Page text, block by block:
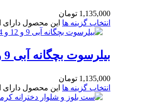
1,135,000 تومان
انتخاب گزینه ها این محصول
بیلرسوت بچگانه آبی 9 و 12 و 24 ماهه نوزادی و بچگانه دخترانه و پسرانه
1,135,000 تومان
انتخاب گزینه ها این محصول